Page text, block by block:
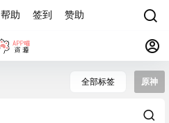
帮助 签到 赞助
全部标签 原神